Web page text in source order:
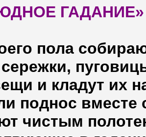
ГАДАНИЕ»
пола
и кладут их
поднос вместе
чистым